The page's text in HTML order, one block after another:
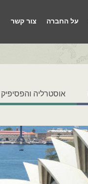
על החברה צור קשר
אוסטרליה והפסיפיק